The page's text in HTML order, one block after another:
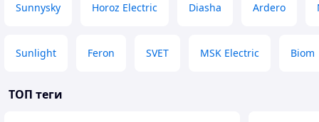
Sunnysky Horoz Electric Diasha Ardero
Sunlight Feron SVET MSK Electric Biom
ТОП теги